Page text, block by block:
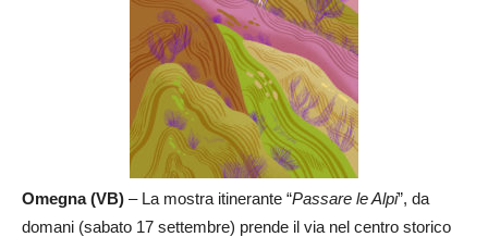
Omegna (VB) – La mostra itinerante “Passare le Alpi”, da
domani (sabato 17 settembre) prende il via nel centro storico